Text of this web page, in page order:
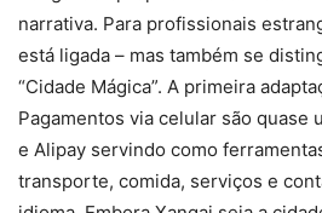
narrativa. Para profissionais
está ligada – mas também se
“Cidade Mágica”. A primeira
Pagamentos via celular são quase
e Alipay servindo como
transporte, comida, serviços e